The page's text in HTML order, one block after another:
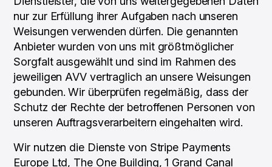
nur zur Erfüllung ihrer Aufgaben nach unseren
Weisungen verwenden dürfen. Die genannten
Anbieter wurden von uns mit größtmöglicher
Sorgfalt ausgewählt und sind im Rahmen des
jeweiligen AVV vertraglich an unsere Weisungen
gebunden. Wir überprüfen regelmäßig, dass der
Schutz der Rechte der betroffenen Personen von
unseren Auftragsverarbeitern eingehalten wird.
Wir nutzen die Dienste von Stripe Payments
Europe Ltd, The One Building, 1 Grand Canal